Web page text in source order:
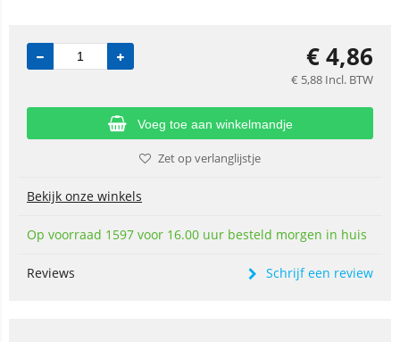
€4,86
€ 5,88 Incl. BTW
Voeg toe aan winkelmandje
Zet op verlanglijstje
Bekijk onze winkels
Op voorraad 1597 voor 16.00 uur besteld morgen in huis
Reviews Schrijf een review